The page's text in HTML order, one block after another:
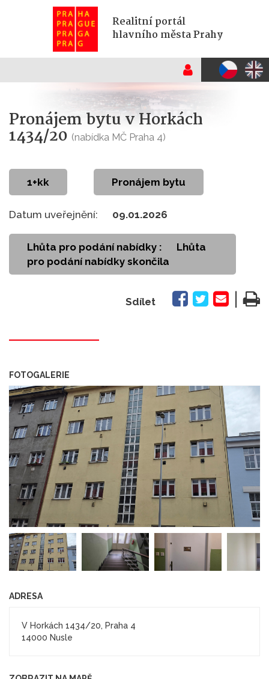
Realitní portál
hlavního města Prahy
Pronájem bytu v Horkách
1434/20 (nabídka MČ Praha 4)
1+kk Pronájem bytu
Datum uveřejnění: 09.01.2026
Lhůta pro podání nabídky :
Lhůta
pro podání nabídky skončila
Sdílet
FOTOGALERIE
ADRESA
V Horkách 1434/20, Praha 4
14000 Nusle